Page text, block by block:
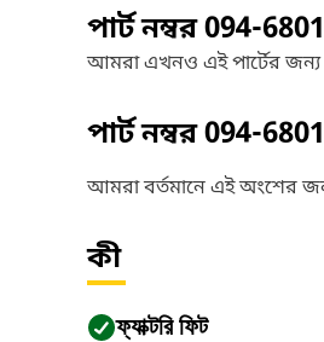
পার্ট নম্বর094-6801
আমরা এখনও এই পার্টের
পার্ট নম্বর094-6801
আমরা বর্তমানে এই অংশের
কী
ফ্যাক্টরি ফিট